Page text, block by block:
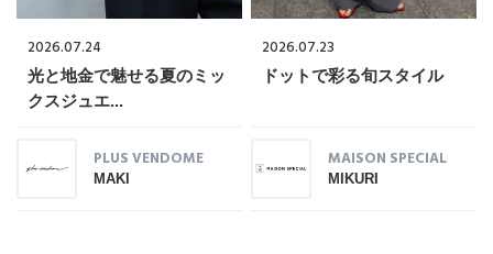
2026.07.24
光と地金で魅せる夏のミッ
クスジュエ...
PLUS VENDOME
MAKI
2026.07.23
ドットで彩る旬スタイル
MAISON SPECIAL
MIKURI